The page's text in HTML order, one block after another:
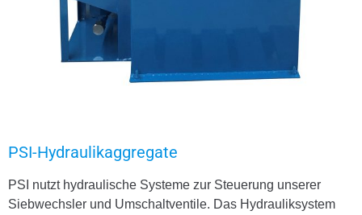
PSI-Hydraulikaggregate
PSI nutzt hydraulische Systeme zur Steuerung unserer
Siebwechsler und Umschaltventile. Das Hydrauliksystem